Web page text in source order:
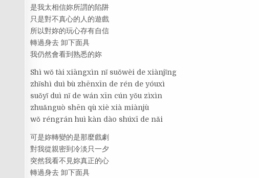
是我太相信妳所謂的陷阱
只是對不真心的人的遊戲
所以對妳的玩心存有自信
轉過身去 卸下面具
我仍然會看到熟悉的妳
Shì wǒ tài xiāngxìn nǐ suǒwèi de xiànjǐng
zhǐshì duì bù zhēnxīn de rén de yóuxì
suǒyǐ duì nǐ de wán xīn cún yǒu zìxìn
zhuǎnguò shēn qù xiè xià miànjù
wǒ réngrán huì kàn dào shúxī de nǎi
可是妳轉變的是那麼戲劇
對我從親密到冷淡只一夕
突然我看不見妳真正的心
轉過身去 卸下面具